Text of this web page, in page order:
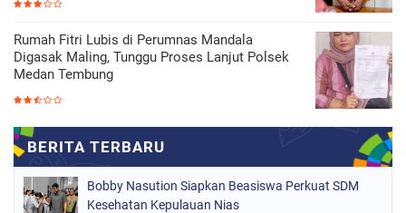
Rumah Fitri Lubis di Perumnas Mandala
Digasak Maling, Tunggu Proses Lanjut Polsek
Medan Tembung
Bobby Nasution Siapkan Beasiswa Perkuat SDM
Kesehatan Kepulauan Nias